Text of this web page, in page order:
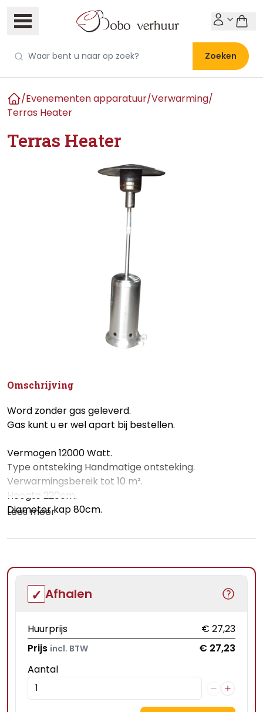
Zoeken
Home
/Evenementen apparatuur/Verwarming/
Terras Heater
Terras Heater
Omschrijving
Word zonder gas geleverd.
Gas kunt u er wel apart bij bestellen.
Vermogen 12000 Watt.
Type ontsteking Handmatige ontsteking.
Verwarmingsbereik tot 10 m².
Hoogte 220cm.
Diameter kap 80cm.
Lees meer
Afhalen
Huurprijs
€ 27,23
Prijs incl. BTW
€ 27,23
Aantal